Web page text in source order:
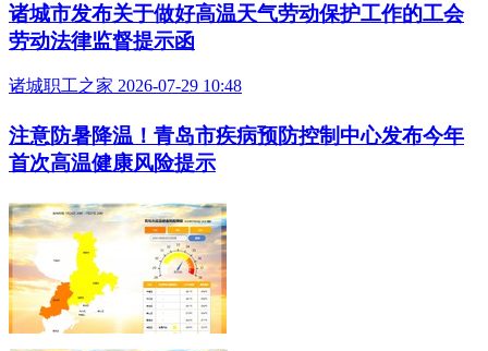
诸城市发布关于做好高温天气劳动保护工作的工会
劳动法律监督提示函
诸城职工之家 2026-07-29 10:48
注意防暑降温！青岛市疾病预防控制中心发布今年
首次高温健康风险提示